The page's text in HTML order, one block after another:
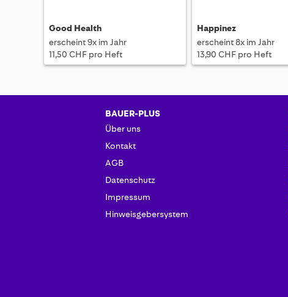
Good Health
erscheint 9x im Jahr
11,50 CHF pro Heft
Happinez
erscheint 8x im Jahr
13,90 CHF pro Heft
BAUER-PLUS
Über uns
Kontakt
AGB
Datenschutz
Impressum
Hinweisgebersystem